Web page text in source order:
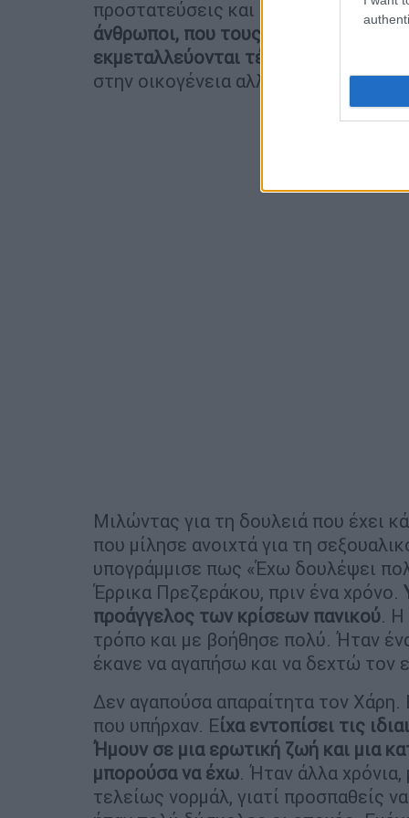
προστατεύσεις και ξαφνικά γίνεσαι
άνθρωποι, που τους θεωρούσες
εκμεταλλεύονται τέτοιες
στην οικογένεια αλλά προχωράμε
Μιλώντας για τη δουλειά που έχει
που μίλησε ανοιχτά για τη
υπογράμμισε πως «Έχω δουλέψει
Έρρικα Πρεζεράκου, πριν ένα χρόνο.
προάγγελος των κρίσεων πανικού. Η
τρόπο και με βοήθησε πολύ. Ήταν
έκανε να αγαπήσω και να δεχτώ τον
Δεν αγαπούσα απαραίτητα τον Χάρη.
που υπήρχαν. Είχα εντοπίσει τις
Ήμουν σε μια ερωτική ζωή και μια
μπορούσα να έχω. Ήταν άλλα χρόνια,
τελείως νορμάλ, γιατί προσπαθείς